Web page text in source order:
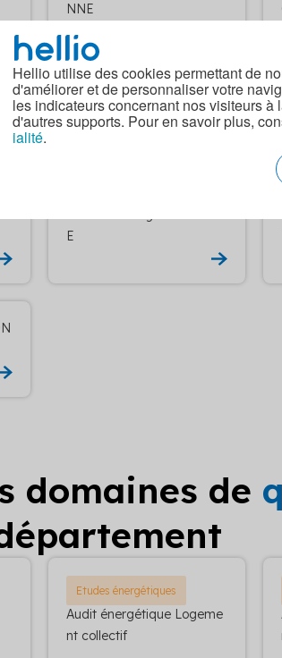
Hellio utilise des cookies permettant de
d'améliorer et de personnaliser votre
les indicateurs concernant nos visiteurs à
d'autres supports. Pour en savoir plus,
ialité.
NNE
Etude eclairage RGE LAGL
ORIEUSE
E
domaines de
Etudes énergétiques
Audit énergétique Logeme
nt collectif